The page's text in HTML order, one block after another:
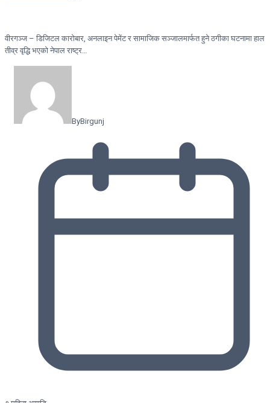
वीरगञ्ज – डिजिटल कारोबार, अनलाइन पेमेंट र सामाजिक सञ्जालमार्फत हुने ठगीका घटनामा हाल
तीव्र वृद्धि भएको नेपाल राष्ट्र…
ByBirgunj